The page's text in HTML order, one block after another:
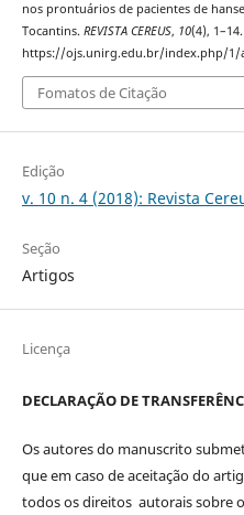
nos prontuários de pacientes de
Tocantins. REVISTA CEREUS, 10(4),
https://ojs.unirg.edu.br/index.php/1/
Fomatos de Citação
Edição
v. 10 n. 4 (2018): Revista
Seção
Artigos
Licença
DECLARAÇÃO DE
Os autores do manuscrito
que em caso de aceitação do
todos os direitos autorais sobre